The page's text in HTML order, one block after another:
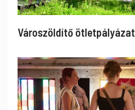
Városzöldítő ötletpályázat